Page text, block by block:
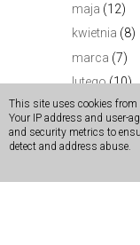
maja (12)
kwietnia (8)
marca (7)
lutego(10)
stycznia(8)
►2012 (132)
►2011(155)
►2010(70)
This site uses cookies from
Your IP address and user-
and security metrics to
detect and address abuse.